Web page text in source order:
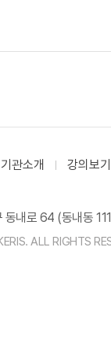
기관소개 강의보
동내로 64 (동내동
ALL RIGHTS